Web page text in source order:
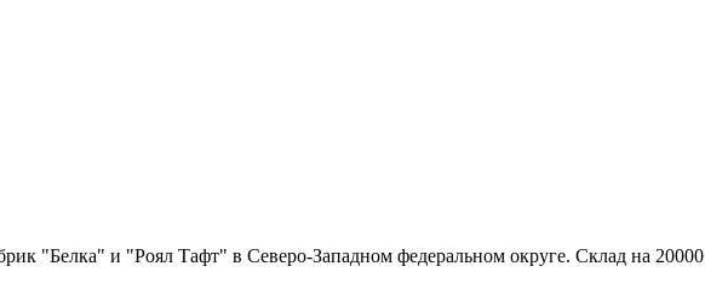
"Белка" и "Роял Тафт" в Северо-Западном федеральном округе. Склад на